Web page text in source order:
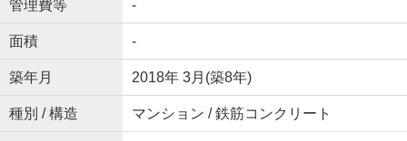
管理費等 -
面積 -
築年月 2018年 3月(築8年)
種別 / 構造 マンション / 鉄筋コンクリート